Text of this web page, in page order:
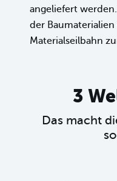
angeliefert
der
Materialseilbahn
3
Das macht